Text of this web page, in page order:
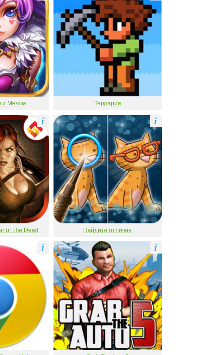
и Мечом Террария
of The Dead
i
Найдите отличия
i
i i